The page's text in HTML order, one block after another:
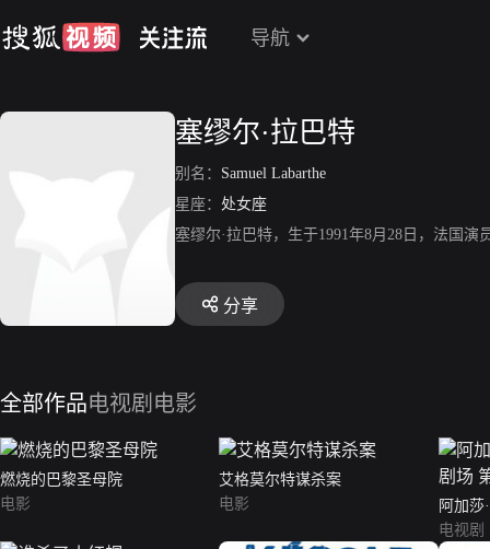
导航
塞缪尔·拉巴特
别名： Samuel Labarthe
星座： 处女座
塞缪尔·拉巴特，生于1991年8月28日，法国
分享
全部作品电视剧 电影
燃烧的巴黎圣母院
电影
艾格莫尔特谋杀案
电影
阿加莎
第二季
电视剧